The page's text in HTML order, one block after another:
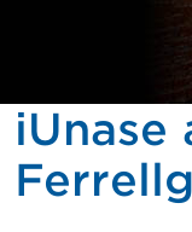
iUnase